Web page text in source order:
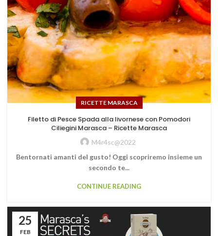
RICETTE MARASCA
Filetto di Pesce Spada alla livornese con Pomodori
Ciliegini Marasca – Ricette Marasca
M4r4sc@2022
Bentornati amanti del gusto! Oggi scopriremo insieme un
secondo te...
CONTINUE READING
25
FEB